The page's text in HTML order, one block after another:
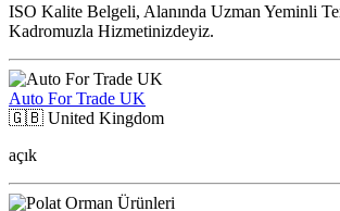
ISO Kalite Belgeli, Alanında Uzman Yeminli
Kadromuzla Hizmetinizdeyiz.
Auto For Trade UK
🇬🇧 United Kingdom
açık